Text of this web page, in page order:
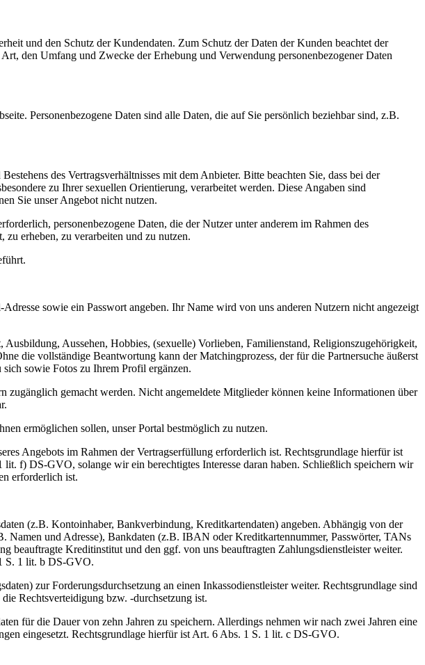
und den Schutz der Kundendaten. Zum Schutz der Daten der Kunden beachtet der
den Umfang und Zwecke der Erhebung und Verwendung personenbezogener Daten
Personenbezogene Daten sind alle Daten, die auf Sie persönlich beziehbar sind, z.B.
des Vertragsverhältnisses mit dem Anbieter. Bitte beachten Sie, dass bei der
zu Ihrer sexuellen Orientierung, verarbeitet werden. Diese Angaben sind
Sie unser Angebot nicht nutzen.
personenbezogene Daten, die der Nutzer unter anderem im Rahmen des
zu erheben, zu verarbeiten und zu nutzen.
sowie ein Passwort angeben. Ihr Name wird von uns anderen Nutzern nicht angezeigt
Ausbildung, Aussehen, Hobbies, (sexuelle) Vorlieben, Familienstand, Religionszugehörigkeit,
die vollständige Beantwortung kann der Matchingprozess, der für die Partnersuche äußerst
sowie Fotos zu Ihrem Profil ergänzen.
zugänglich gemacht werden. Nicht angemeldete Mitglieder können keine Informationen über
ermöglichen sollen, unser Portal bestmöglich zu nutzen.
Angebots im Rahmen der Vertragserfüllung erforderlich ist. Rechtsgrundlage hierfür ist
f) DS-GVO, solange wir ein berechtigtes Interesse daran haben. Schließlich speichern wir
erforderlich ist.
(z.B. Kontoinhaber, Bankverbindung, Kreditkartendaten) angeben. Abhängig von der
Namen und Adresse), Bankdaten (z.B. IBAN oder Kreditkartennummer, Passwörter, TANs
beauftragte Kreditinstitut und den ggf. von uns beauftragten Zahlungsdienstleister weiter.
S. 1 lit. b DS-GVO.
zur Forderungsdurchsetzung an einen Inkassodienstleister weiter. Rechtsgrundlage sind
Rechtsverteidigung bzw. -durchsetzung ist.
für die Dauer von zehn Jahren zu speichern. Allerdings nehmen wir nach zwei Jahren eine
eingesetzt. Rechtsgrundlage hierfür ist Art. 6 Abs. 1 S. 1 lit. c DS-GVO.